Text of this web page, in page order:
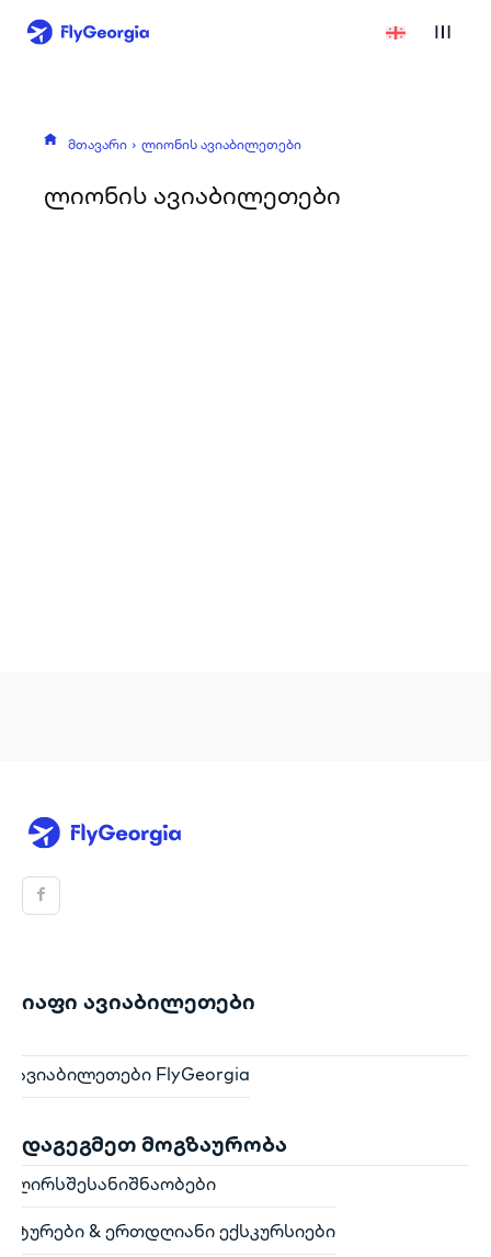
მთავარი ლიონის ავიაბილეთები
ლიონის ავიაბილეთები
იაფი ავიაბილეთები
ავიაბილეთები FlyGeorgia
დაგეგმეთ მოგზაურობა
ღირსშესანიშნაობები
ტურები & ერთდღიანი ექსკურსიები